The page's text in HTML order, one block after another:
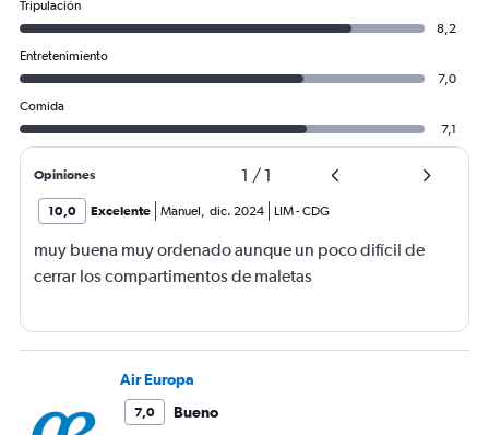
Tripulación
8,2
Entretenimiento
7,0
Comida
7,1
Opiniones 1 / 1
10,0 Excelente Manuel, dic. 2024 LIM-CDG
muy buena muy ordenado aunque un poco difícil de
cerrar los compartimentos de maletas
Air Europa
7,0
Bueno